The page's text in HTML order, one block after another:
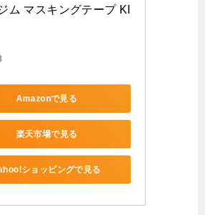
ム マスキングテープ KI
Amazonで見る
楽天市場で見る
ショッピングで見る